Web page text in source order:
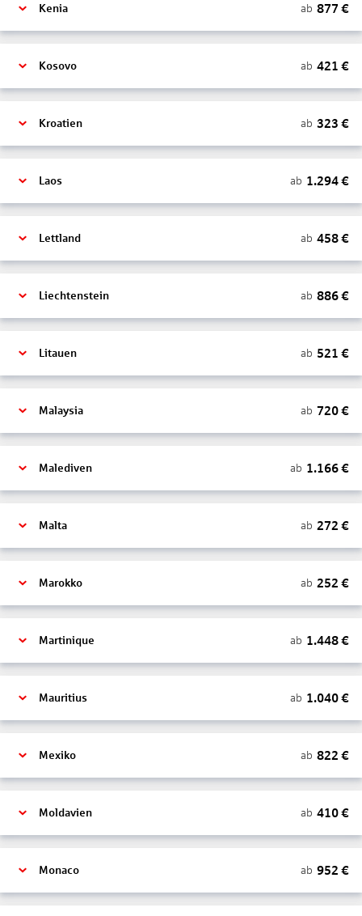
Kenia ab 877 €
Kosovo ab 421 €
Kroatien ab 323 €
Laos ab 1.294€
Lettland ab 458€
Liechtenstein ab 886€
Litauen ab 521 €
Malaysia ab 720€
Malediven ab 1.166€
Malta ab 272 €
Marokko ab 252 €
Martinique ab 1.448€
Mauritius ab 1.040€
Mexiko ab 822 €
Moldavien ab 410€
Monaco ab 952 €